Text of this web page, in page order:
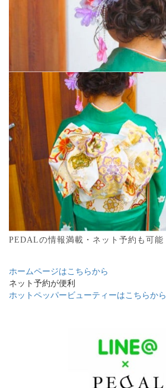
PEDALの情報満載・ネット予約も可能
ホームページはこちらから
ネット予約が便利
ホットペッパービューティーはこちらから